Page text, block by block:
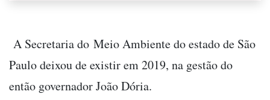
A Secretaria do Meio Ambiente do estado de São
Paulo deixou de existir em 2019, na gestão do
então governador João Dória.